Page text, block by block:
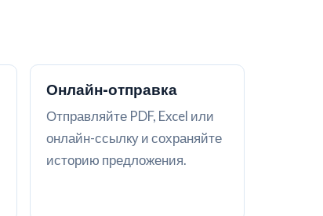
Онлайн-отправка
Отправляйте PDF, Excel или
онлайн-ссылку и сохраняйте
историю предложения.